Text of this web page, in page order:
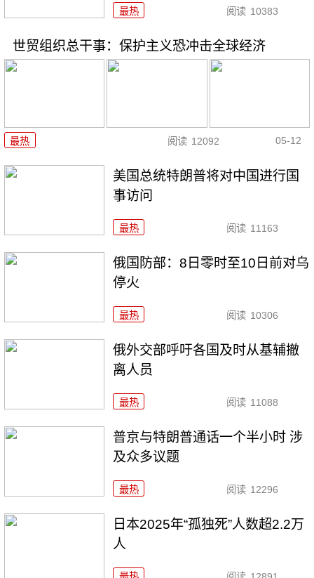
最热 阅读 10383
世贸组织总干事：保护主义恐冲击全球经济
最热 阅读 12092 05-12
美国总统特朗普将对中国进行国
事访问
最热 阅读 11163
俄国防部：8日零时至10日前对乌
停火
最热 阅读 10306
俄外交部呼吁各国及时从基辅撤
离人员
最热 阅读 11088
普京与特朗普通话一个半小时 涉
及众多议题
最热 阅读 12296
日本2025年“孤独死”人数超2.2万
人